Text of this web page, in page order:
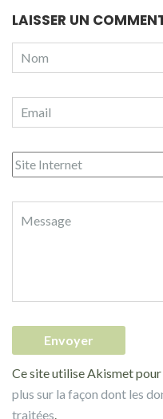
LAISSER UN
Ce site utilise Akismet
plus sur la façon dont les
traitées